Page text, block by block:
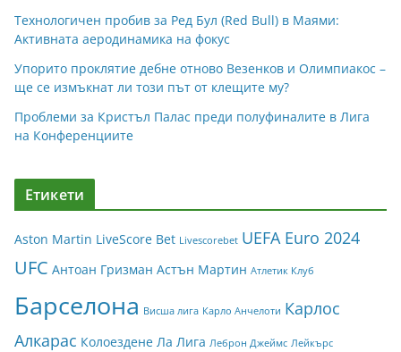
Технологичен пробив за Ред Бул (Red Bull) в Маями:
Активната аеродинамика на фокус
Упорито проклятие дебне отново Везенков и Олимпиакос –
ще се измъкнат ли този път от клещите му?
Проблеми за Кристъл Палас преди полуфиналите в Лига
на Конференциите
Етикети
Aston Martin LiveScore Bet Livescorebet UEFA Euro 2024
UFC Антоан Гризман Астън Мартин Атлетик Клуб
Барселона Висша лига Карло Анчелоти Карлос
Алкарас Колоездене Ла Лига Леброн Джеймс Лейкърс